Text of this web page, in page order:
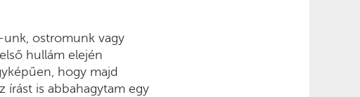
ostromunk vagy
hullám elején
hogy majd
írást is abbahagytam egy